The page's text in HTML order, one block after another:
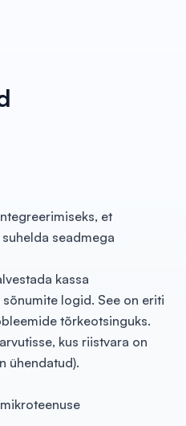
et
seadmega
kassa
logid. See on eriti
tõrkeotsinguks.
kus riistvara on
ühendatud).